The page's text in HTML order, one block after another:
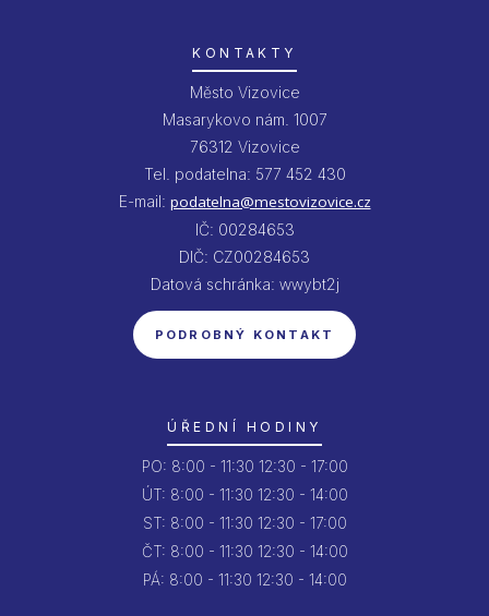
KONTAKTY
Město Vizovice
Masarykovo nám. 1007
76312 Vizovice
Tel. podatelna: 577 452 430
E-mail: podatelna@mestovizovice.cz
IČ: 00284653
DIČ: CZ00284653
Datová schránka: wwybt2j
PODROBNÝ KONTAKT
ÚŘEDNÍ HODINY
PO: 8:00 - 11:30 12:30 - 17:00
ÚT: 8:00 - 11:30 12:30 - 14:00
ST: 8:00 - 11:30 12:30 - 17:00
ČT: 8:00 - 11:30 12:30 - 14:00
PÁ: 8:00 - 11:30 12:30 - 14:00